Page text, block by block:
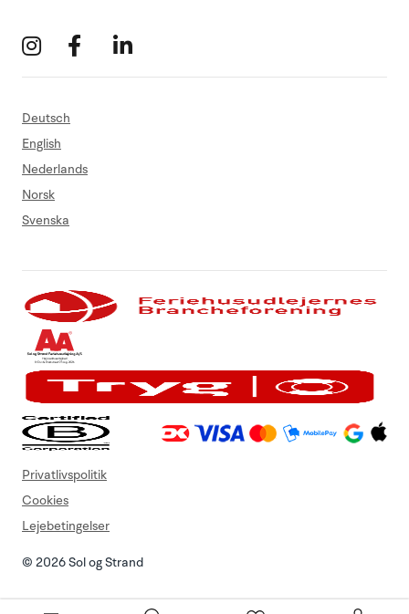
Deutsch
English
Nederlands
Norsk
Svenska
© 2026 Sol og Strand
Privatlivspolitik
Cookies
Lejebetingelser